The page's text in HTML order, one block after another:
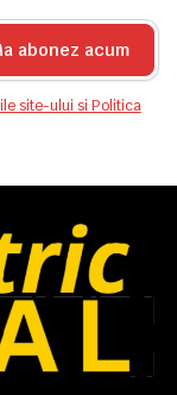
abonez acum
site-ului si Politica